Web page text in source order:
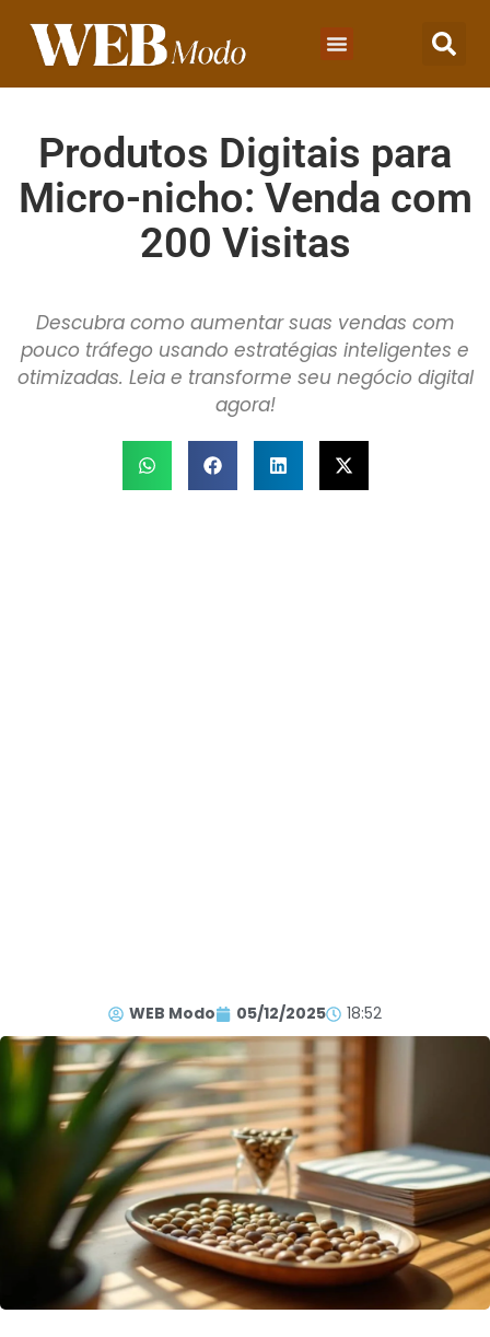
Produtos Digitais para
Micro-nicho: Venda com
200 Visitas
Descubra como aumentar suas vendas com
pouco tráfego usando estratégias inteligentes e
otimizadas. Leia e transforme seu negócio digital
agora!
WEB Modo 05/12/2025 18:52